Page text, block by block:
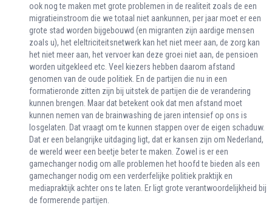
ook nog te maken met grote problemen in de realiteit zoals de een
migratieinstroom die we totaal niet aankunnen, per jaar moet er een
grote stad worden bijgebouwd (en migranten zijn aardige mensen
zoals u), het eleltriciteitsnetwerk kan het niet meer aan, de zorg kan
het niet meer aan, het vervoer kan deze groei niet aan, de pensioen
worden uitgekleed etc. Veel kiezers hebben daarom afstand
genomen van de oude politiek. En de partijen die nu in een
formatieronde zitten zijn bij uitstek de partijen die de verandering
kunnen brengen. Maar dat betekent ook dat men afstand moet
kunnen nemen van de brainwashing de jaren intensief op ons is
losgelaten. Dat vraagt om te kunnen stappen over de eigen schaduw.
Dat er een belangrijke uitdaging ligt, dat er kansen zijn om Nederland,
de wereld weer een beetje beter te maken. Zowel is er een
gamechanger nodig om alle problemen het hoofd te bieden als een
gamechanger nodig om een verderfelijke politiek praktijk en
mediapraktijk achter ons te laten. Er ligt grote verantwoordelijkheid bij
de formerende partijen.